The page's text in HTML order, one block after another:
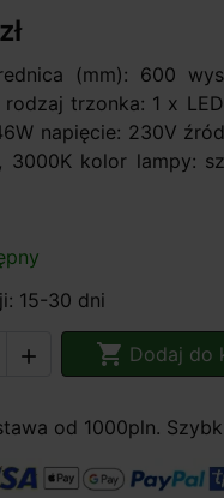
(mm): 600
rodzaj trzonka: 1 x
napięcie: 230V
3000K kolor lampy:
15-30 dni
  Dodaj do
od 1000pln.